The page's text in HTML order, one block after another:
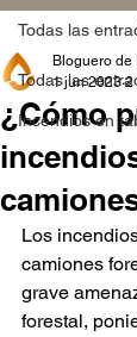
Todas las
Incendios en
Todas las
¿Cómo
Bloguero de
1 jun 2023 2
Los
camiones
grave
forestal,